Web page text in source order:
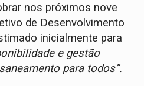
nos próximos nove
de Desenvolvimento
inicialmente para
e gestão
para todos”.